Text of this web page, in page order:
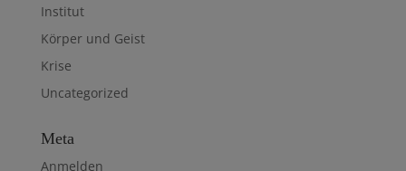
Institut
Körper und Geist
Krise
Uncategorized
Meta
Anmelden